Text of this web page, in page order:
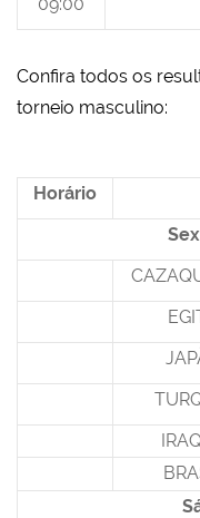
Confira todos os
torneio masculino:
Horário